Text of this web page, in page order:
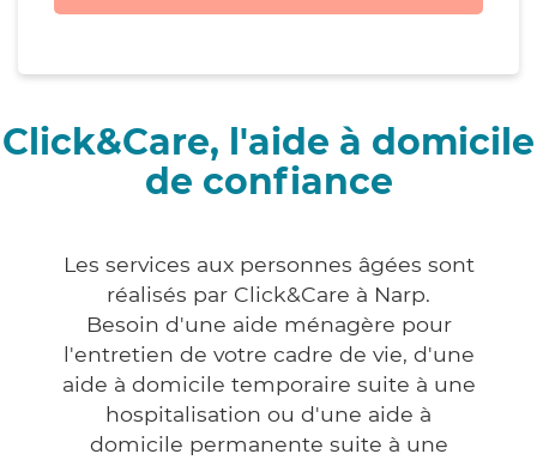
Click&Care, l'aide à domicile
de confiance
Les services aux personnes âgées sont
réalisés par Click&Care à Narp.
Besoin d'une aide ménagère pour
l'entretien de votre cadre de vie, d'une
aide à domicile temporaire suite à une
hospitalisation ou d'une aide à
domicile permanente suite à une